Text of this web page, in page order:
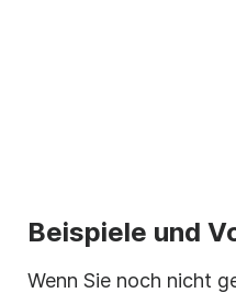
Beispiele und
Wenn Sie noch nicht